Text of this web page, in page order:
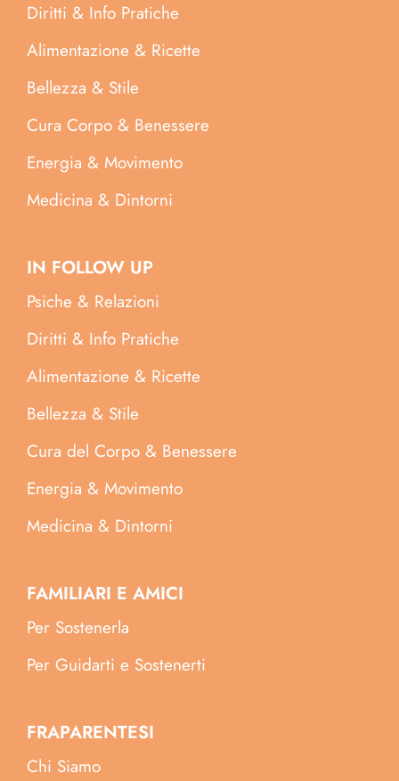
Diritti & Info Pratiche
Alimentazione & Ricette
Bellezza & Stile
Cura Corpo & Benessere
Energia & Movimento
Medicina & Dintorni
IN FOLLOW UP
Psiche & Relazioni
Diritti & Info Pratiche
Alimentazione & Ricette
Bellezza & Stile
Cura del Corpo & Benessere
Energia & Movimento
Medicina & Dintorni
FAMILIARI E AMICI
Per Sostenerla
Per Guidarti e Sostenerti
FRAPARENTESI
Chi Siamo